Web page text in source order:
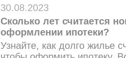
30.08.2023
Сколько лет считается
оформлении ипотеки?
Узнайте, как долго жилье